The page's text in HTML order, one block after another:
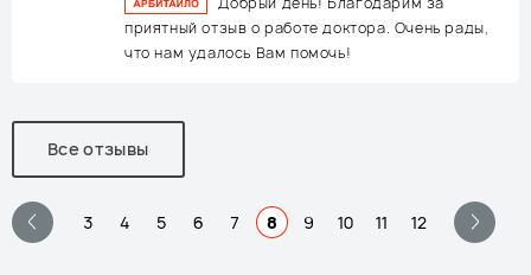
приятный отзыв о работе доктора. Очень рады,
что нам удалось Вам помочь!
Все отзывы
3 4 5 6 7 8 9 10 11 12